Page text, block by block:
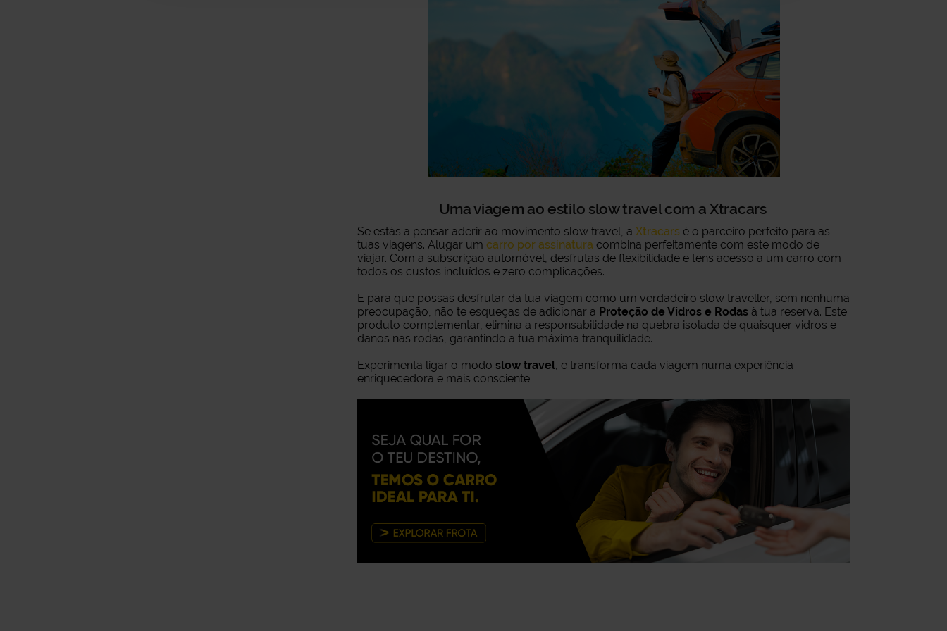
Uma viagem ao estilo slow travel com a Xtracars
Se estás a pensar aderir ao movimento slow travel, aXtracars é o parceiro perfeito para as
tuas viagens. Alugar umcarro por assinatura combina perfeitamente com este modo de
viajar. Com a subscrição automóvel, desfrutas de flexibilidade e tens acesso a um carro com
todos os custos incluídos e zero complicações.
E para que possas desfrutar da tua viagem como um verdadeiro slow traveller, sem nenhuma
preocupação, não te esqueças de adicionar a Proteção de Vidros e Rodas à tua reserva. Este
produto complementar, elimina a responsabilidade na quebra isolada de quaisquer vidros e
danos nas rodas, garantindo a tua máxima tranquilidade.
Experimenta ligar o modoslow travel, e transforma cada viagem numa experiência
enriquecedora e mais consciente.